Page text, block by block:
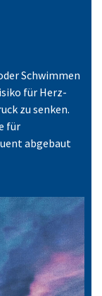
Schwimmen
für Herz-
zu senken.
für
abgebaut